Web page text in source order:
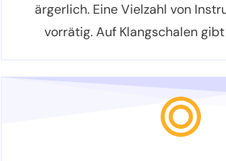
ärgerlich. Eine Vielzahl von
vorrätig. Auf Klangschalen